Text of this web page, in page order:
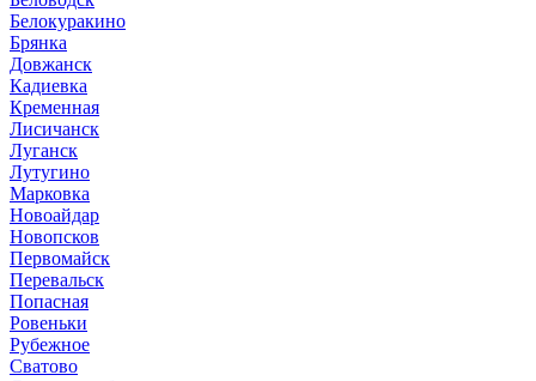
Белокуракино
Брянка
Довжанск
Кадиевка
Кременная
Лисичанск
Луганск
Лутугино
Марковка
Новоайдар
Новопсков
Первомайск
Перевальск
Попасная
Ровеньки
Рубежное
Сватово